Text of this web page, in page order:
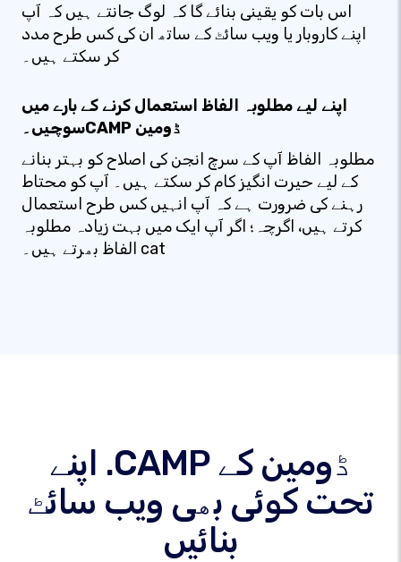
اس بات کو یقینی بنائے گا کہ لوگ جانتے ہیں کہ آپ
اپنے کاروبار یا ویب سائٹ کے ساتھ ان کی کس طرح مدد
کر سکتے ہیں۔
اپنے لیے مطلوبہ الفاظ استعمال کرنے کے بارے میں
سوچیں۔CAMP ڈومین
مطلوبہ الفاظ آپ کے سرچ انجن کی اصلاح کو بہتر بنانے
کے لیے حیرت انگیز کام کر سکتے ہیں۔ آپ کو محتاط
رہنے کی ضرورت ہے کہ آپ انہیں کس طرح استعمال
کرتے ہیں، اگرچہ؛ اگر آپ ایک میں بہت زیادہ مطلوبہ
الفاظ بھرتے ہیں۔ cat
اپنے .CAMP ڈومین کے
تحت کوئی بھی ویب سائٹ
بنائیں